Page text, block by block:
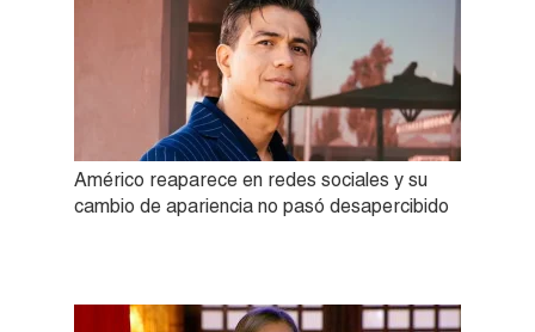
Américo reaparece en redes sociales y su
cambio de apariencia no pasó desapercibido